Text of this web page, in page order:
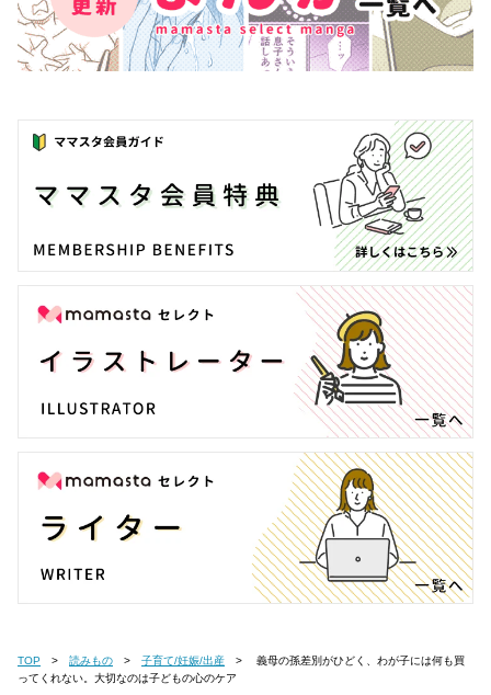
TOP 読みもの 子育て/妊娠/出産
ってくれない。大切なのは子どもの心のケア